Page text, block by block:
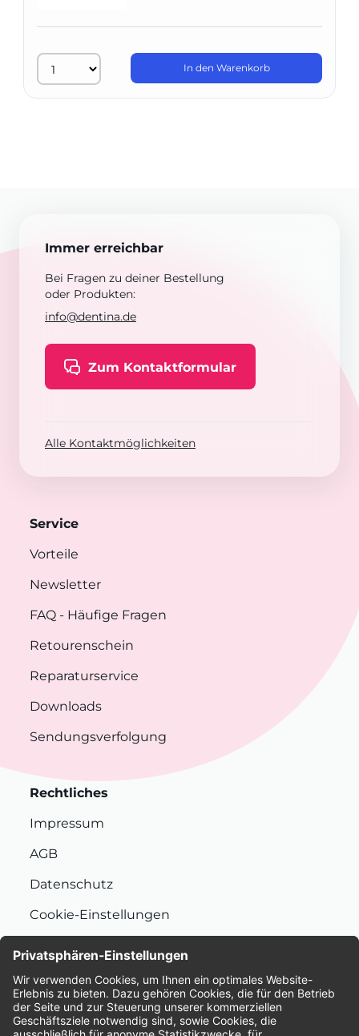
In den Warenkorb
Immer erreichbar
Bei Fragen zu deiner Bestellung
oder Produkten:
info@dentina.de
Zum Kontaktformular
Alle Kontaktmöglichkeiten
Service
Vorteile
Newsletter
FAQ - Häufige Fragen
Retourenschein
Reparaturservice
Downloads
Sendungsverfolgung
Rechtliches
Impressum
AGB
Datenschutz
Cookie-Einstellungen
Bewertungen